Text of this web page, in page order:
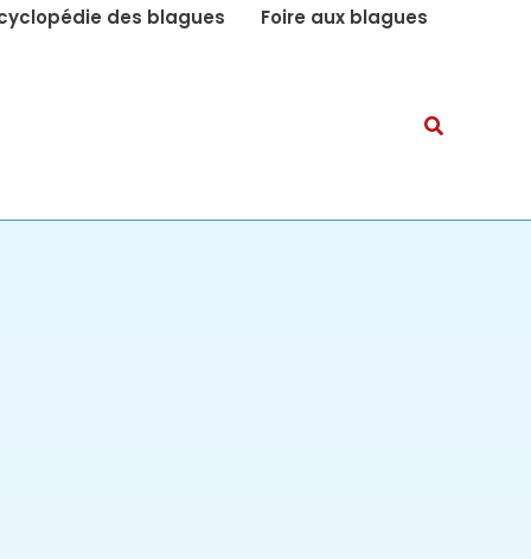
des blagues Foire aux blagues